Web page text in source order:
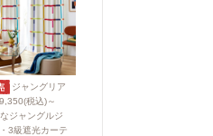
ジャングリア
税込)～
ジャングルジ
3級遮光カーテ